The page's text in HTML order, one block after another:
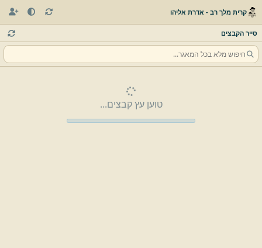
קרית מלך רב - אדרת אליהו
סייר הקבצים
טוען עץ קבצים...